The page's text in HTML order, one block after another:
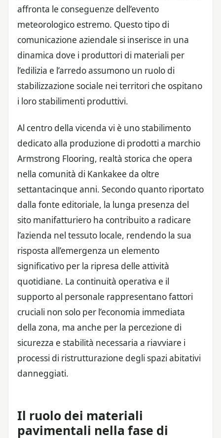
affronta le conseguenze dell’evento
meteorologico estremo. Questo tipo di
comunicazione aziendale si inserisce in una
dinamica dove i produttori di materiali per
l’edilizia e l’arredo assumono un ruolo di
stabilizzazione sociale nei territori che ospitano
i loro stabilimenti produttivi.
Al centro della vicenda vi è uno stabilimento
dedicato alla produzione di prodotti a marchio
Armstrong Flooring, realtà storica che opera
nella comunità di Kankakee da oltre
settantacinque anni. Secondo quanto riportato
dalla fonte editoriale, la lunga presenza del
sito manifatturiero ha contribuito a radicare
l’azienda nel tessuto locale, rendendo la sua
risposta all’emergenza un elemento
significativo per la ripresa delle attività
quotidiane. La continuità operativa e il
supporto al personale rappresentano fattori
cruciali non solo per l’economia immediata
della zona, ma anche per la percezione di
sicurezza e stabilità necessaria a riavviare i
processi di ristrutturazione degli spazi abitativi
danneggiati.
Il ruolo dei materiali
pavimentali nella fase di